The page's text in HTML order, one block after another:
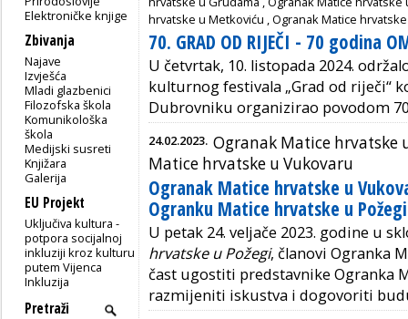
Elektroničke knjige
Zbivanja
Najave
Izvješća
Mladi glazbenici
Filozofska škola
Komunikološka
škola
Medijski susreti
Knjižara
Galerija
EU Projekt
Uključiva kultura -
potpora socijalnoj
inkluziji kroz kulturu
putem Vijenca
Inkluzija
hrvatske u Metkoviću ,Ogranak Matice
70. GRAD OD RIJEČI - 70 godina
U četvrtak, 10. listopada 2024.
kulturnog festivala „Grad od riječi“
Dubrovniku organizirao povodom
24.02.2023. Ogranak Matice hrvatske
Matice hrvatske u Vukovaru
Ogranak Matice hrvatske u
Ogranku Matice hrvatske u Požegi
U petak 24. veljače 2023. godine u
hrvatske u Požegi, članovi Ogranka
čast ugostiti predstavnike Ogranka
razmijeniti iskustva i dogovoriti